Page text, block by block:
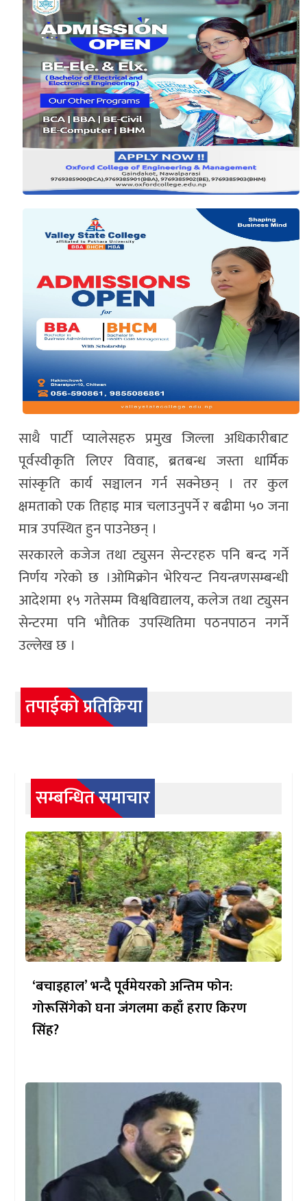
साथै पार्टी प्यालेसहरु प्रमुख जिल्ला अधिकारीबाट
पूर्वस्वीकृति लिएर विवाह, ब्रतबन्ध जस्ता धार्मिक
सांस्कृति कार्य सञ्चालन गर्न सक्नेछन् । तर कुल
क्षमताको एक तिहाइ मात्र चलाउनुपर्ने र बढीमा ५० जना
मात्र उपस्थित हुन पाउनेछन् ।
सरकारले कजेज तथा ट्युसन सेन्टरहरु पनि बन्द गर्ने
निर्णय गरेको छ ।ओमिक्रोन भेरियन्ट नियन्त्रणसम्बन्धी
आदेशमा १५ गतेसम्म विश्वविद्यालय, कलेज तथा ट्युसन
सेन्टरमा पनि भौतिक उपस्थितिमा पठनपाठन नगर्ने
उल्लेख छ ।
तपाईको प्रतिक्रिया
सम्बन्धित समाचार
‘बचाइहाल’ भन्दै पूर्वमेयरको अन्तिम फोन:
गोरूसिंगेको घना जंगलमा कहाँ हराए किरण
सिंह?